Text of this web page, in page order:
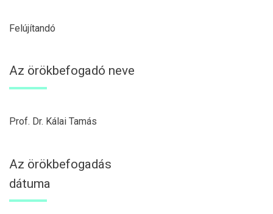
Felújítandó
Az örökbefogadó neve
Prof. Dr. Kálai Tamás
Az örökbefogadás
dátuma